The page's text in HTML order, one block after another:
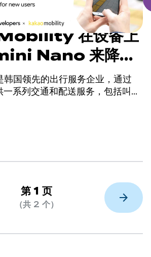
在设备上
Nano 来降低
来电转化率提高了
韩国领先的出行服务企业，通过
一系列交通和配送服务，包括叫
滑板车共享、停车和包裹配送。
第 1 页
（共 2 个） arrow_forward